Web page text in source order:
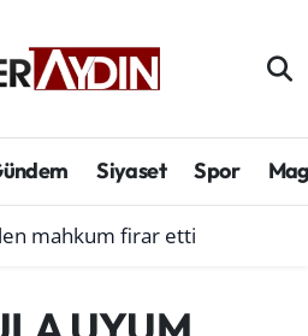
Siyaset Spor
mahkum firar etti
ve Fikstür